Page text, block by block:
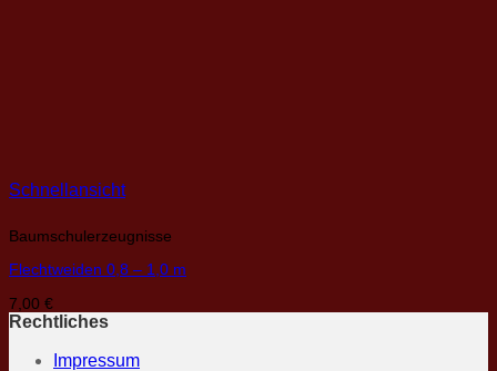
Schnellansicht
Baumschulerzeugnisse
Flechtweiden 0,8 – 1,0 m
7,00 €
Rechtliches
Impressum